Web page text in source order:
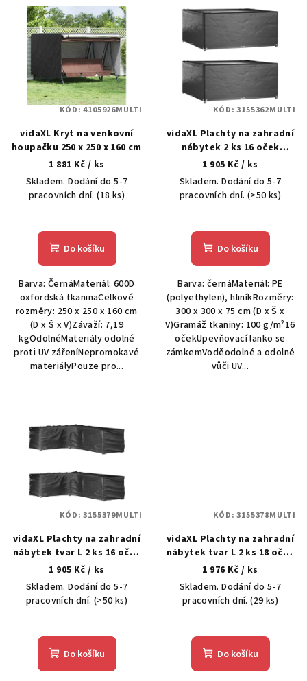
d
vidaXL Kryt na venkovní
houpačku 250 x 250 x 160 cm
1 881 Kč / ks
Skladem. Dodání do 5-7
pracovních dní.(18 ks)
Do košíku
Barva: ČernáMateriál: 600D
oxfordská tkaninaCelkové
rozměry: 250 x 250 x 160 cm
(D x Š x V)Závaží: 7,19
kgOdolnéMateriály odolné
proti UV zářeníNepromokavé
materiályPouze pro...
KÓD:4105926MULTI
vidaXL Plachty na zahradní
nábytek 2 ks 16 oček
300x300x75 cm čtverec
1 905 Kč / ks
Skladem. Dodání do 5-7
pracovních dní.(>50 ks)
Do košíku
Barva: černáMateriál: PE
(polyethylen), hliníkRozměry:
300 x 300 x 75 cm (D x Š x
V)Gramáž tkaniny: 100 g/m²16
očekUpevňovací lanko se
zámkemVoděodolné a odolné
vůči UV...
KÓD:3155362MULTI
vidaXL Plachty na zahradní
nábytek tvar L 2 ks 16 oček
210x260x80 cm
1 905 Kč / ks
Skladem. Dodání do 5-7
pracovních dní.(>50 ks)
Do košíku
KÓD:3155379MULTI
vidaXL Plachty na zahradní
nábytek tvar L 2 ks 18 oček
285x220x80 cm
1 976 Kč / ks
Skladem. Dodání do 5-7
pracovních dní.(29 ks)
Do košíku
KÓD:3155378MULTI